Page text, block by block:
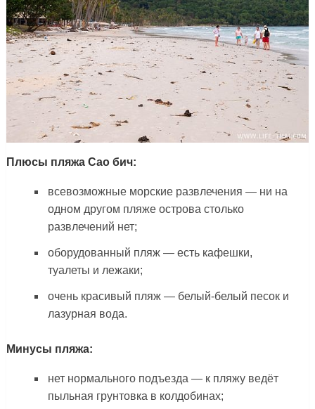
Плюсы пляжа Сао бич:
всевозможные морские развлечения — ни на
одном другом пляже острова столько
развлечений нет;
оборудованный пляж — есть кафешки,
туалеты и лежаки;
очень красивый пляж — белый-белый песок и
лазурная вода.
Минусы пляжа:
нет нормального подъезда — к пляжу ведёт
пыльная грунтовка в колдобинах;